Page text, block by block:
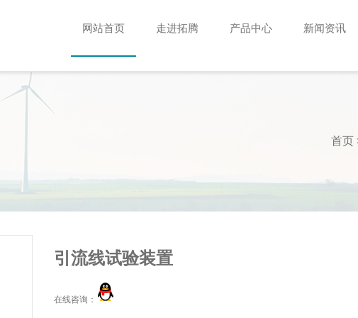
网站首页 走进拓腾 产品中心 新闻资讯
首页
引流线试验装置
在线咨询：